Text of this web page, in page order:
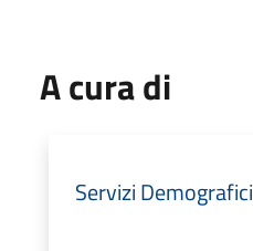
A cura di
Servizi Demografici